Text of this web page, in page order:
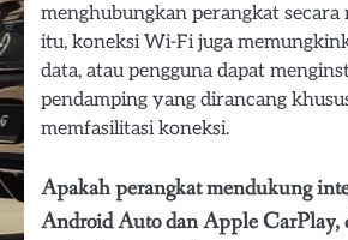
menghubungkan perangkat secara
itu, koneksi Wi-Fi juga
data, atau pengguna dapat
pendamping yang dirancang
memfasilitasi koneksi.
Apakah perangkat mendukung
Android Auto dan Apple CarPlay,